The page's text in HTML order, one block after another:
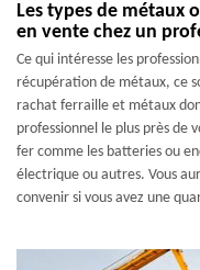
Les types de métaux
en vente chez un
Ce qui intéresse les
récupération de métaux, ce
rachat ferraille et métaux
professionnel le plus près de
fer comme les batteries ou
électrique ou autres. Vous
convenir si vous avez une